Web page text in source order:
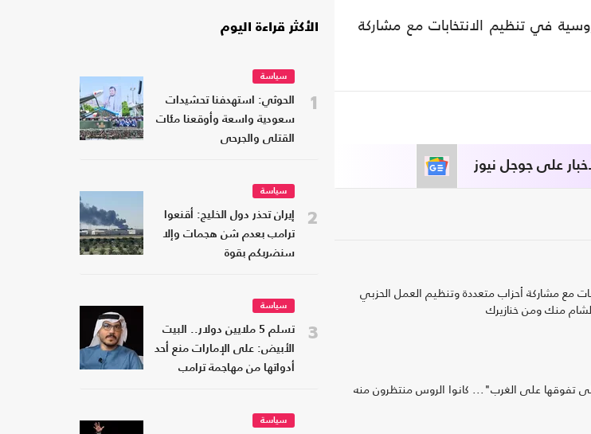
في تنظيم الانتخابات مع مشاركة
على جوجل نيوز
مع مشاركة أحزاب متعددة وتنظيم العمل الحزبي
منك ومن خنازيرك
تفوقها على الغرب"... كانوا الروس منتظرون منه
الأكثر قراءة اليوم
1
سياسة
الحوثي: استهدفنا تحشيدات
سعودية واسعة وأوقعنا مئات
القتلى والجرحى
2
سياسة
إيران تحذر دول الخليج: أقنعوا
ترامب بعدم شن هجمات وإلا
سنضربكم بقوة
3
سياسة
تسلم 5 ملايين دولار.. البيت
الأبيض: على الإمارات منع أحد
أدواتها من مهاجمة ترامب
سياسة